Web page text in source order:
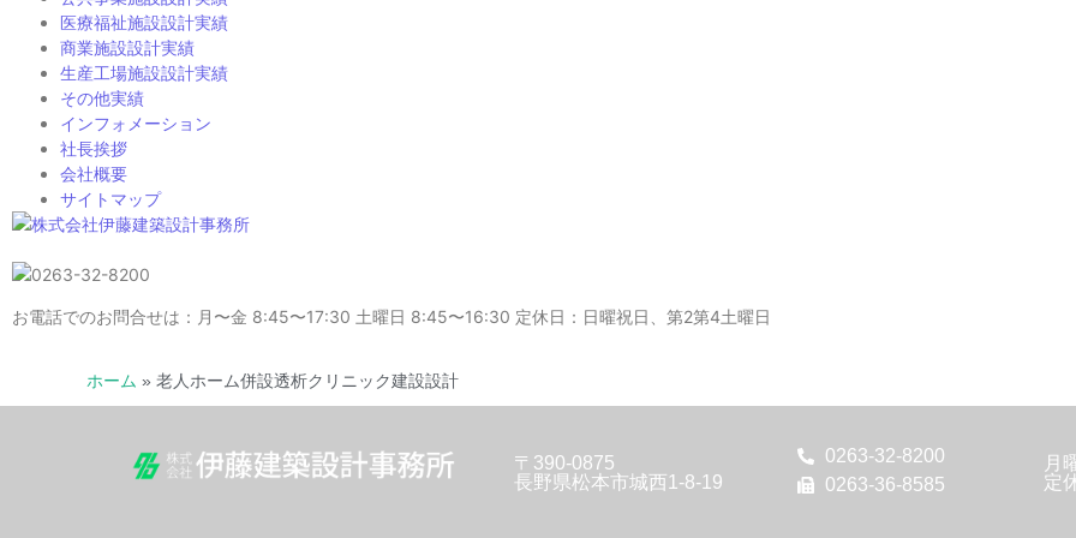
医療福祉施設設計実績
商業施設設計実績
生産工場施設設計実績
その他実績
インフォメーション
社長挨拶
会社概要
サイトマップ
お電話でのお問合せは：月〜金 8:45〜17:30 土曜日 8:45〜16:30 定休日：日曜祝日、第2第4土曜日
ホーム » 老人ホーム併設透析クリニック建設設計
〒390-0875
長野県松本市城西1-8-19
0263-32-8200
0263-36-8585
月
定